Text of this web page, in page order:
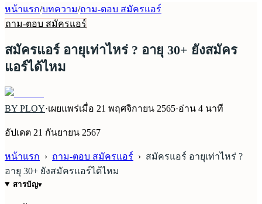
หน้าแรก/บทความ/ถาม-ตอบ สมัครแอร์
ถาม-ตอบ สมัครแอร์
สมัครแอร์ อายุเท่าไหร่ ? อายุ 30+ ยังสมัคร
แอร์ได้ไหม
BY PLOY·เผยแพร่เมื่อ 21 พฤศจิกายน 2565·อ่าน 4 นาที
อัปเดต 21 กันยายน 2567
หน้าแรก › ถาม-ตอบ สมัครแอร์ › สมัครแอร์ อายุเท่าไหร่ ?
อายุ 30+ ยังสมัครแอร์ได้ไหม
สารบัญ▾